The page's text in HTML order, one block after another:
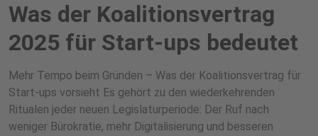
Was der Koalitionsvertrag
2025 für Start-ups bedeutet
Mehr Tempo beim Gründen – Was der Koalitionsvertrag für
Start-ups vorsieht Es gehört zu den wiederkehrenden
Ritualen jeder neuen Legislaturperiode: Der Ruf nach
weniger Bürokratie, mehr Digitalisierung und besseren